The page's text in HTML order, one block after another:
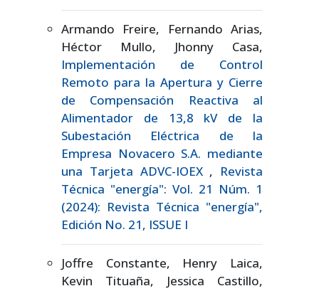
Armando Freire, Fernando Arias,
Héctor Mullo, Jhonny Casa,
Implementación de Control
Remoto para la Apertura y Cierre
de Compensación Reactiva al
Alimentador de 13,8 kV de la
Subestación Eléctrica de la
Empresa Novacero S.A. mediante
una Tarjeta ADVC-IOEX , Revista
Técnica "energía": Vol. 21 Núm. 1
(2024): Revista Técnica "energía",
Edición No. 21, ISSUE I
Joffre Constante, Henry Laica,
Kevin Tituaña, Jessica Castillo,